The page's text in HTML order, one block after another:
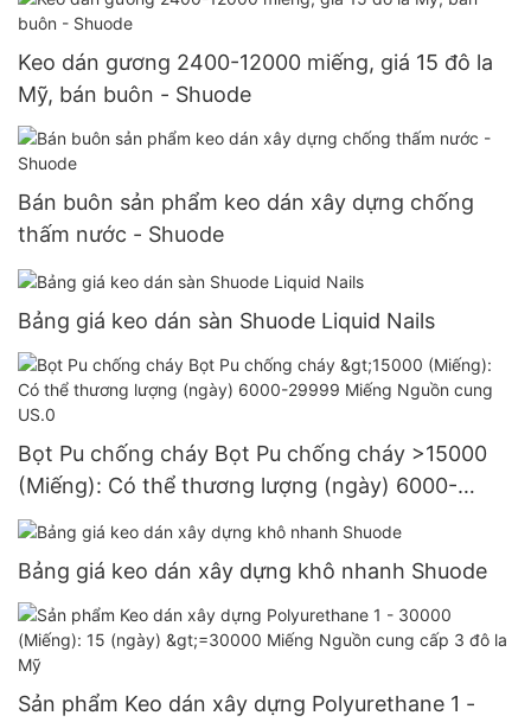
Keo dán gương 2400-12000 miếng, giá 15 đô la
Mỹ, bán buôn - Shuode
Bán buôn sản phẩm keo dán xây dựng chống
thấm nước - Shuode
Bảng giá keo dán sàn Shuode Liquid Nails
Bọt Pu chống cháy Bọt Pu chống cháy >15000
(Miếng): Có thể thương lượng (ngày) 6000-
29999 Miếng Nguồn cung US.0
Bảng giá keo dán xây dựng khô nhanh Shuode
Sản phẩm Keo dán xây dựng Polyurethane 1 -